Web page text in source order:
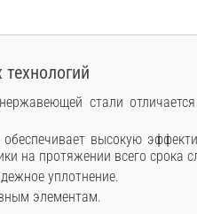
стали
высокую
на протяжении всего срока
уплотнение.
элементам.